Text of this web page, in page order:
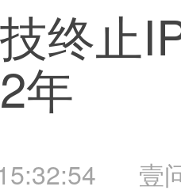
终止
年
壹